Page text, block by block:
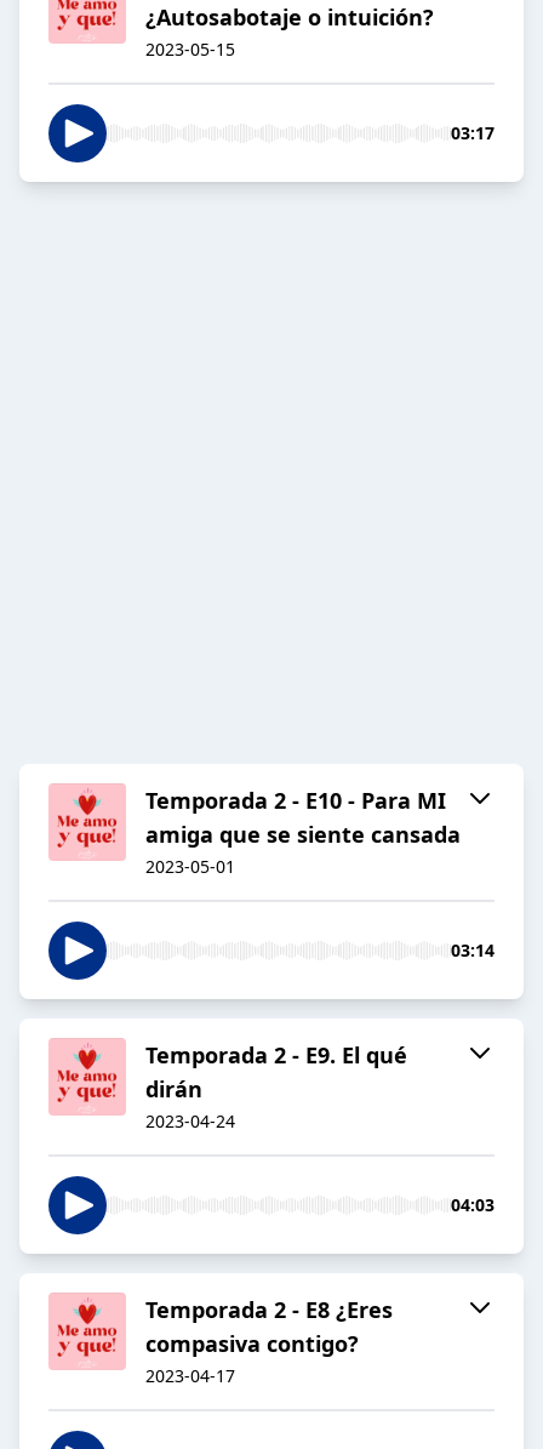
¿Autosabotaje o intuición?
2023-05-15
03:17
Temporada 2 - E10 - Para MI
amiga que se siente cansada
2023-05-01
03:14
Temporada 2 - E9. El qué
dirán
2023-04-24
04:03
Temporada 2 - E8 ¿Eres
compasiva contigo?
2023-04-17